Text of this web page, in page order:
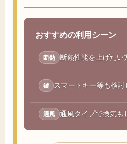
おすすめの利用シーン
断熱 断熱性能を上げたい
鍵 スマートキー等も検
通風 通風タイプで換気も